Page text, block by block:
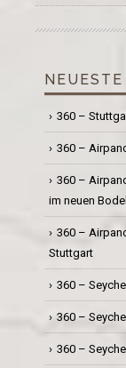
360 –
360 –
360 –
im neuen
360 –
Stuttgart
360 –
360 –
360 –